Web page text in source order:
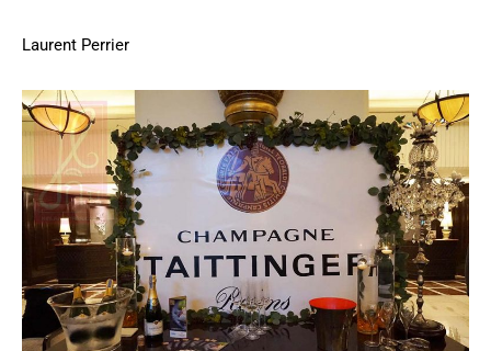
Laurent Perrier